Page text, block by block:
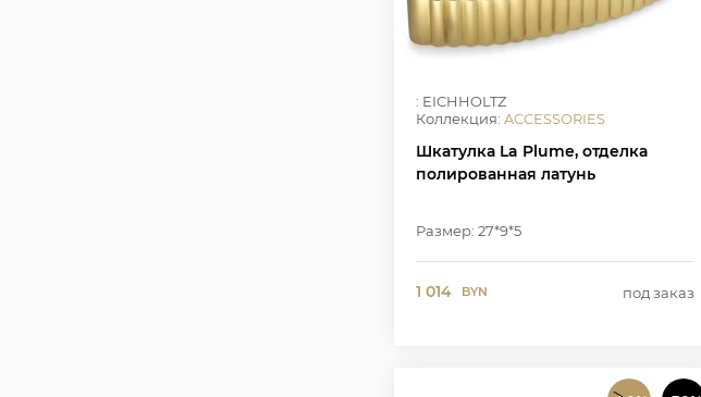
: EICHHOLTZ
Коллекция: ACCESSORIES
Шкатулка La Plume, отделка
полированная латунь
Размер: 27*9*5
1 014 BYN под заказ